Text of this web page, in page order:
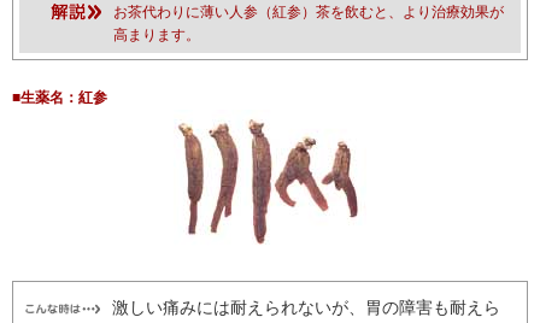
お茶代わりに薄い人参（紅参）茶を飲むと、より治療効果が
高まります。
■生薬名：紅参
激しい痛みには耐えられないが、胃の障害も耐えら